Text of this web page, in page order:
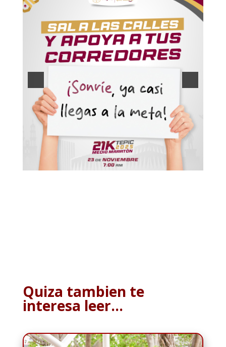
Quiza tambien te
interesa leer…